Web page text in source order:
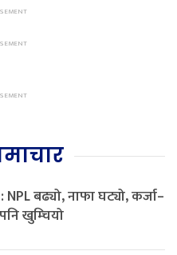
बढ्यो, नाफा घट्यो, कर्जा–
खुम्चियो